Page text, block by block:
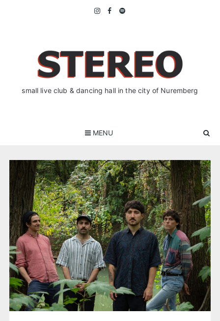
small live club & dancing hall in the city of Nuremberg
MENU